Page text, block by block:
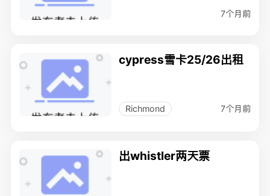
7个月前
cypress雪卡25/26出租
Richmond 7个月前
出whistler两天票